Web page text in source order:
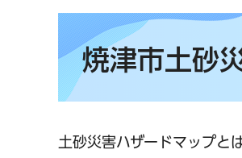
焼津市土砂
土砂災害ハザードマップと